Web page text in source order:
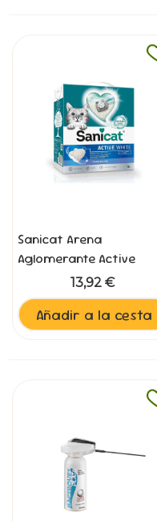
Sanicat Arena
Aglomerante Active
White 6L13,92 €
Añadir a la cesta